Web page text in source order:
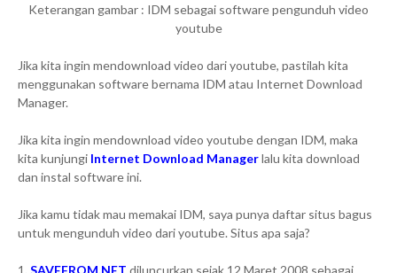
Keterangan gambar : IDM sebagai software pengunduh video
youtube
Jika kita ingin mendownload video dari youtube, pastilah kita
menggunakan software bernama IDM atau Internet Download
Manager.
Jika kita ingin mendownload video youtube dengan IDM, maka
kita kunjungi Internet Download Managerlalu kita download
dan instal software ini.
Jika kamu tidak mau memakai IDM, saya punya daftar situs bagus
untuk mengunduh video dari youtube. Situs apa saja?